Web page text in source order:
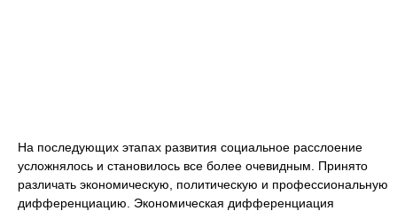
На последующих этапах развития социальное расслоение
усложнялось и становилось все более очевидным. Принято
различать экономическую, политическую и профессиональную
дифференциацию. Экономическая дифференциация